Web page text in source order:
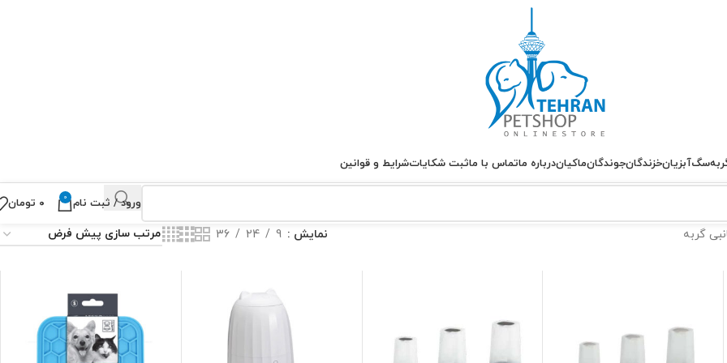
سگآبزیانخزندگانجوندگانماکیاندرباره ماتماس با ماثبت شکایاتشرایط و قوانین
ورود / ثبت نام 0 ۰ تومان
گربه نمایش 9
24
36